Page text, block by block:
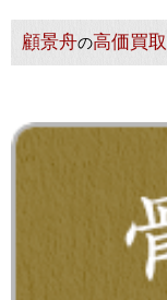
顧景舟の高価買取